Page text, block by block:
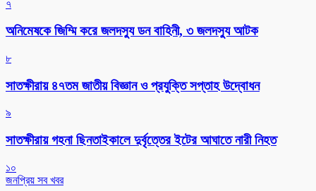
৭
অনিমেষকে জিম্মি করে জলদস্যু ডন বাহিনী, ৩ জলদস্যু আটক
৮
সাতক্ষীরায় ৪৭তম জাতীয় বিজ্ঞান ও প্রযুক্তি সপ্তাহ উদ্বোধন
৯
সাতক্ষীরায় গহনা ছিনতাইকালে দুর্বৃত্তের ইটের আঘাতে নারী নিহত
১০
জনপ্রিয় সব খবর